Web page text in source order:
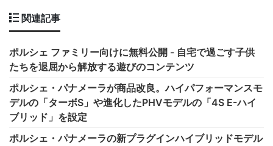
関連記事
ポルシェ ファミリー向けに無料公開 - 自宅で過ごす子供
たちを退屈から解放する遊びのコンテンツ
ポルシェ・パナメーラが商品改良。ハイパフォーマンスモ
デルの「ターボS」や進化したPHVモデルの「4S E-ハイ
ブリッド」を設定
ポルシェ・パナメーラの新プラグインハイブリッドモデル